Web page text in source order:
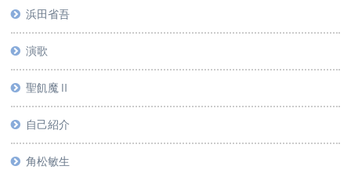
浜田省吾
演歌
聖飢魔Ⅱ
自己紹介
角松敏生